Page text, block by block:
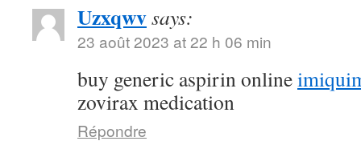
Uzxqwvsays:
23 août 2023 at 22 h 06 min
buy generic aspirin online
zovirax medication
Répondre